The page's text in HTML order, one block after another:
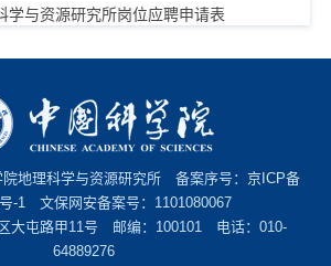
学与资源研究所岗位应聘申请表
地理科学与资源研究所 备案序号： 京ICP备
-1文保网安备案号：1101080067
大屯路甲11号 邮编：100101 电话：010-
64889276